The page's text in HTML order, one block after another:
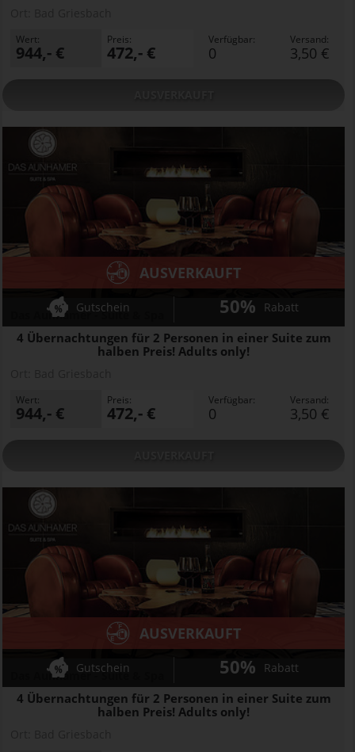
Wert:
944,- €
Preis:
472,- €
Verfügbar:
0
Versand:
3,50 €
Das Aunhamer - Suite & Spa
4 Übernachtungen für 2 Personen in einer Suite zum
halben Preis! Adults only!
AUSVERKAUFT
Gutschein 50% Rabatt
Wert:
944,- €
Preis:
472,- €
Verfügbar:
0
Versand:
3,50 €
Das Aunhamer - Suite & Spa
4 Übernachtungen für 2 Personen in einer Suite zum
halben Preis! Adults only!
AUSVERKAUFT
Gutschein 50% Rabatt